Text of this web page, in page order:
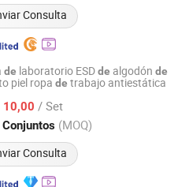
Consulta
de laboratorio ESDde algodón de
piel ropa de trabajo antiestática
10,00 / Set
(MOQ)
Consulta
&Technology Co.,Ltd
Desde 2019